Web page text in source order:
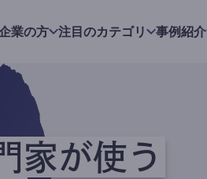
業の方 注目のカテゴリ 事例紹介
家が使う